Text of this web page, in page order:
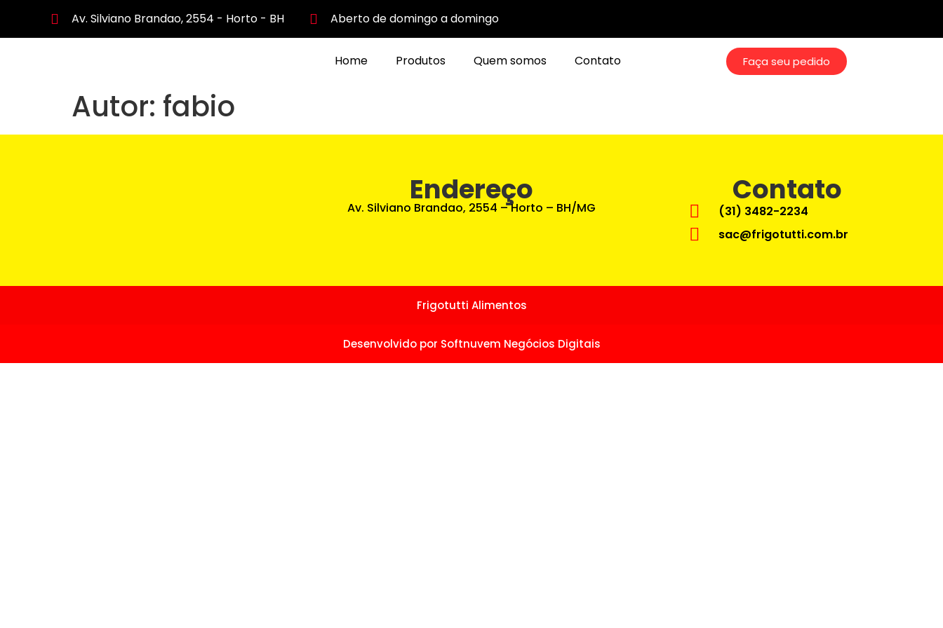
Av. Silviano Brandao, 2554 - Horto - BH Aberto de domingo a domingo
Home Produtos Quem somos Contato Faça seu pedido
Autor: fabio
Endereço
Av. Silviano Brandao, 2554 – Horto – BH/MG
Contato
(31) 3482-2234
sac@frigotutti.com.br
Frigotutti Alimentos
Desenvolvido por Softnuvem Negócios Digitais